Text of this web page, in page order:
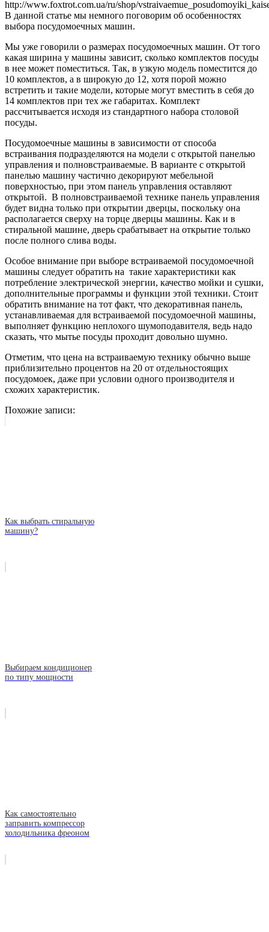
http://www.foxtrot.com.ua/ru/shop/
В данной статье мы немного поговорим об особенностях
выбора посудомоечных машин.
Мы уже говорили о размерах посудомоечных машин. От того
какая ширина у машины зависит, сколько комплектов посуды
в нее может поместиться. Так, в узкую модель поместится до
10 комплектов, а в широкую до 12, хотя порой можно
встретить и такие модели, которые могут вместить в себя до
14 комплектов при тех же габаритах. Комплект
рассчитывается исходя из стандартного набора столовой
посуды.
Посудомоечные машины в зависимости от способа
встраивания подразделяются на модели с открытой панелью
управления и полновстраиваемые. В варианте с открытой
панелью машину частично декорируют мебельной
поверхностью, при этом панель управления оставляют
открытой. В полновстраиваемой технике панель управления
будет видна только при открытии дверцы, поскольку она
располагается сверху на торце дверцы машины. Как и в
стиральной машине, дверь срабатывает на открытие только
после полного слива воды.
Особое внимание при выборе встраиваемой посудомоечной
машины следует обратить на такие характеристики как
потребление электрической энергии, качество мойки и сушки,
дополнительные программы и функции этой техники. Стоит
обратить внимание на тот факт, что декоративная панель,
устанавливаемая для встраиваемой посудомоечной машины,
выполняет функцию неплохого шумоподавителя, ведь надо
сказать, что мытье посуды проходит довольно шумно.
Отметим, что цена на встраиваемую технику обычно выше
приблизительно процентов на 20 от отдельностоящих
посудомоек, даже при условии одного производителя и
схожих характеристик.
Похожие записи:
Как выбрать стиральную
машину?
Выбираем кондиционер
по типу мощности
Как самостоятельно
заправить компрессор
холодильника фреоном